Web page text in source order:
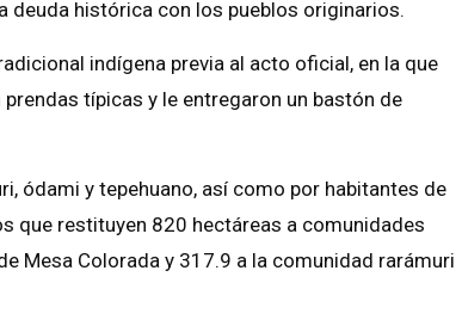
deuda histórica con los pueblos originarios.
indígena previa al acto oficial, en la que
típicas y le entregaron un bastón de
ódami y tepehuano, así como por habitantes de
que restituyen 820 hectáreas a comunidades
Mesa Colorada y 317.9 a la comunidad rarámuri